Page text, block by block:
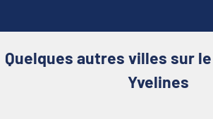
Quelques autres villes sur
Yvelines